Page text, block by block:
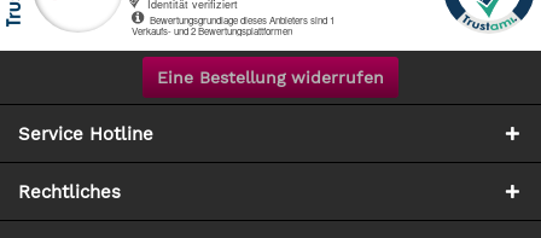
Eine Bestellung widerrufen
Service Hotline
Rechtliches